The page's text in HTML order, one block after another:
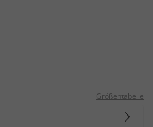
Größentabelle